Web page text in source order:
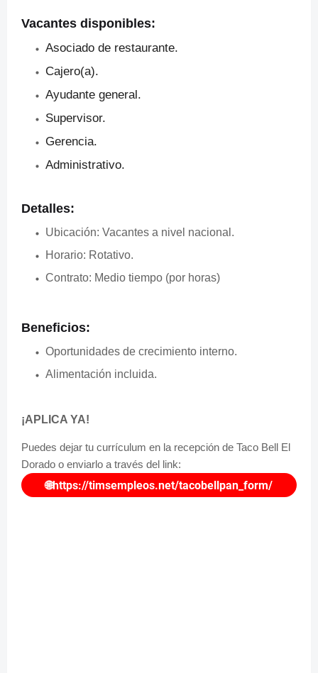
Vacantes disponibles:
Asociado de restaurante.
Cajero(a).
Ayudante general.
Supervisor.
Gerencia.
Administrativo.
Detalles:
Ubicación: Vacantes a nivel nacional.
Horario: Rotativo.
Contrato: Medio tiempo (por horas)
Beneficios:
Oportunidades de crecimiento interno.
Alimentación incluida.
¡APLICA YA!
Puedes dejar tu currículum en la recepción de Taco Bell El
Dorado o enviarlo a través del link:
🌐https://timsempleos.net/tacobellpan_form/